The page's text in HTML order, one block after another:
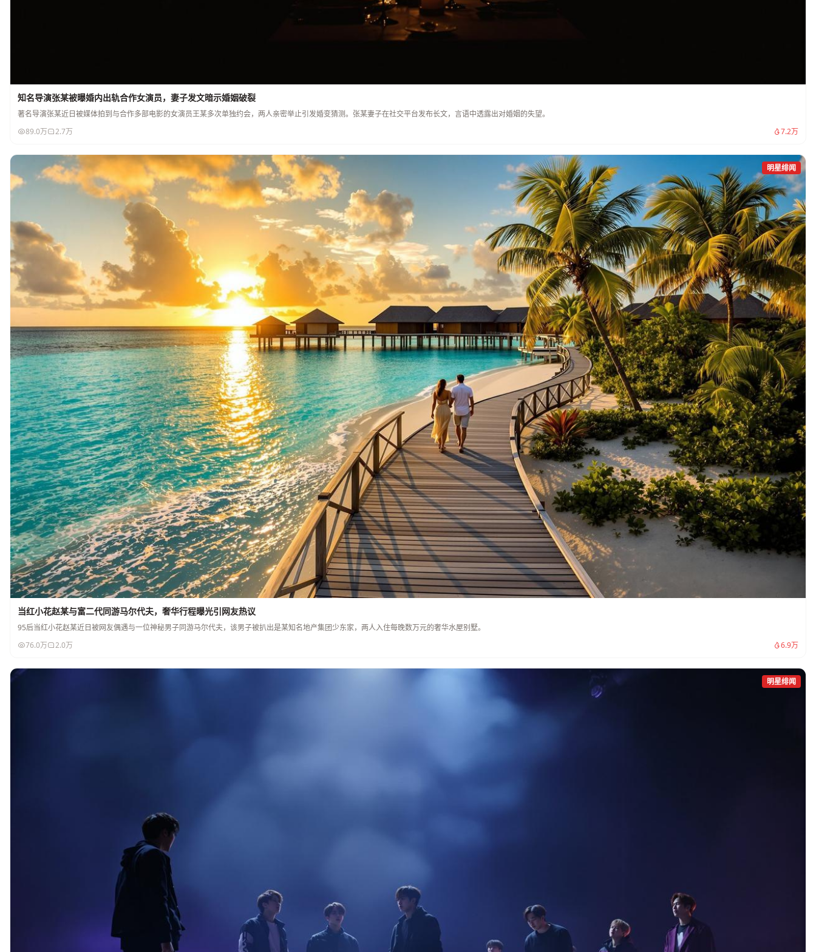
知名导演张某被曝婚内出轨合作女演员，妻子发文暗示婚姻破裂
著名导演张某近日被媒体拍到与合作多部电影的女演员王某多次单独约会，两人亲密举止引发婚变猜测。张某妻子在社交平台发布长文，言语中透露出对婚姻的失望。
89.0万
2.7万 7.2万
明星绯闻
当红小花赵某与富二代同游马尔代夫，奢华行程曝光引网友热议
95后当红小花赵某近日被网友偶遇与一位神秘男子同游马尔代夫，该男子被扒出是某知名地产集团少东家，两人入住每晚数万元的奢华水屋别墅。
76.0万
2.0万 6.9万
明星绯闻